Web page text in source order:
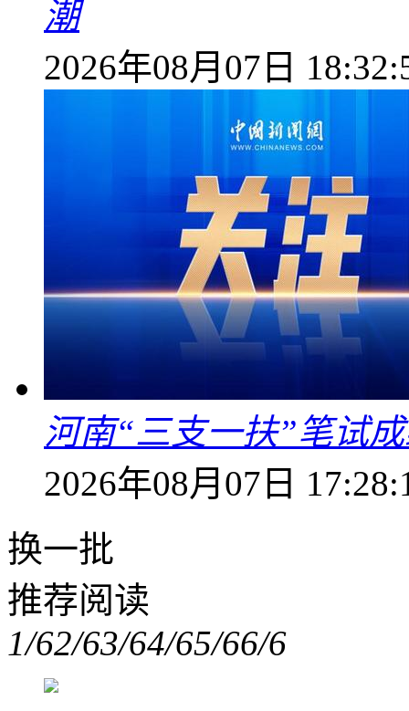
潮
2026年08月07日
河南“三支一扶”笔试
2026年08月07日
换一批
推荐阅读
1/62/63/64/65/66/6